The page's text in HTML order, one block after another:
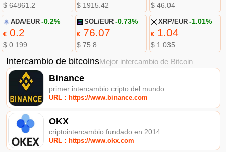
$ 64861.2 $ 1915.42 $ 46.04
ADA/EUR -0.2%
€0.2
$ 0.199
SOL/EUR -0.73%
€ 76.07
$ 75.8
XRP/EUR -1.01%
€1.04
$ 1.035
Intercambio de bitcoinsMejor intercambio de Bitcoin
Binance
primer intercambio cripto del mundo.
URL：https://www.binance.com
OKX
criptointercambio fundado en 2014.
URL：https://www.okx.com